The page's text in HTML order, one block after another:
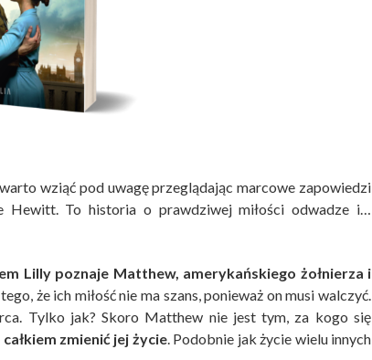
wziąć pod uwagę przeglądając marcowe zapowiedzi
To historia o prawdziwej miłości odwadze i…
Lilly poznaje Matthew, amerykańskiego żołnierza i
że ich miłość nie ma szans, ponieważ on musi walczyć.
Tylko jak? Skoro Matthew nie jest tym, za kogo się
zmienić jej życie. Podobnie jak życie wielu innych